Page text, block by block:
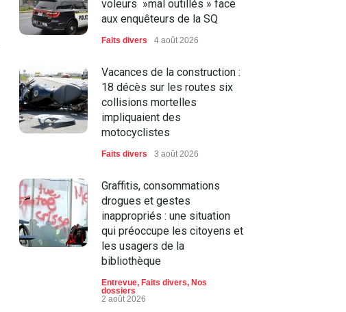
voleurs »mal outillés » face
aux enquêteurs de la SQ
Faits divers 4 août 2026
Vacances de la construction :
18 décès sur les routes six
collisions mortelles
impliquaient des
motocyclistes
Faits divers 3 août 2026
Graffitis, consommations
drogues et gestes
inappropriés : une situation
qui préoccupe les citoyens et
les usagers de la
bibliothèque
Entrevue, Faits divers, Nos
dossiers
2 août 2026